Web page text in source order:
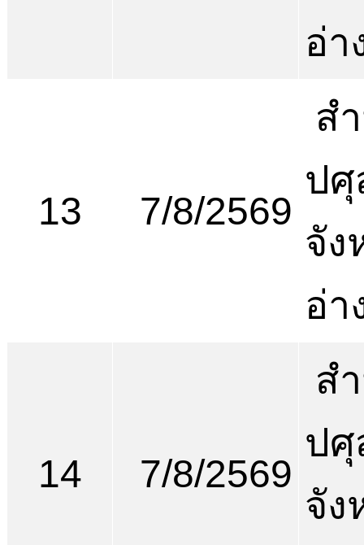
อ่า
13 7/8/2569
ส
ปศุ
จัง
อ่า
14 7/8/2569
ส
ปศุ
จัง